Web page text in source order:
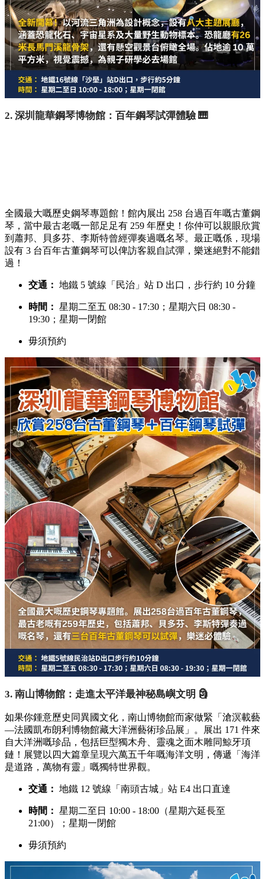
2. 深圳龍華鋼琴博物館：百年鋼琴試彈體驗 🎹
全國最大嘅歷史鋼琴專題館！館內展出 258 台過百年嘅古董鋼
琴，當中最古老嘅一部足足有 259 年歷史！你仲可以親眼欣賞
到蕭邦、貝多芬、李斯特曾經彈奏過嘅名琴。最正嘅係，現場
設有 3 台百年古董鋼琴可以俾訪客親自試彈，樂迷絕對不能錯
過！
交通： 地鐵 5 號線「民治」站 D 出口，步行約 10 分鐘
時間： 星期二至五 08:30 - 17:30；星期六日 08:30 -
19:30；星期一閉館
毋須預約
3. 南山博物館：走進太平洋最神秘島嶼文明 🗿
如果你鍾意歷史同異國文化，南山博物館而家做緊「滄溟載藝
—法國凱布朗利博物館藏大洋洲藝術珍品展」。展出 171 件來
自大洋洲嘅珍品，包括巨型獨木舟、靈魂之面木雕同鯨牙項
鏈！展覽以四大篇章呈現六萬五千年嘅海洋文明，傳遞「海洋
是道路，萬物有靈」嘅獨特世界觀。
交通： 地鐵 12 號線「南頭古城」站 E4 出口直達
時間： 星期二至日 10:00 - 18:00（星期六延長至
21:00）；星期一閉館
毋須預約